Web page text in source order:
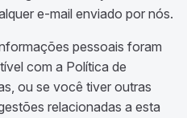
e-mail enviado por nós.
pessoais foram
com a Política de
ou se você tiver outras
relacionadas a esta